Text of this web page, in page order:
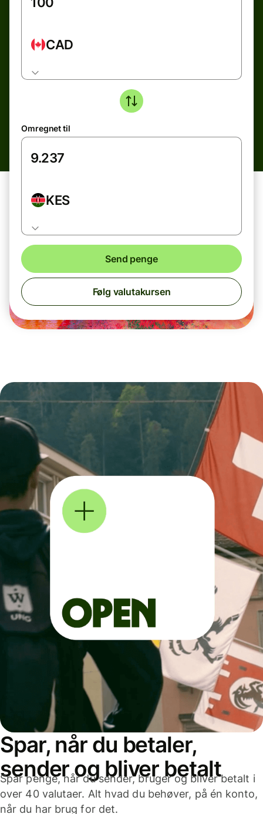
CAD
Omregnet til
KES
Send penge
Følg valutakursen
Spar, når du betaler,
sender og bliver betalt
Spar penge, når du sender, bruger og bliver betalt i
over 40 valutaer. Alt hvad du behøver, på én konto,
når du har brug for det.